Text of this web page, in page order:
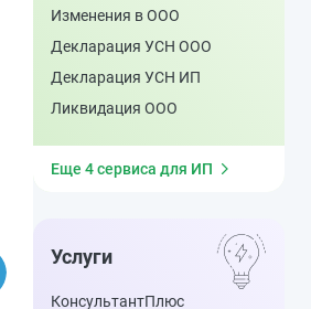
Изменения в ООО
Декларация УСН ООО
Декларация УСН ИП
Ликвидация ООО
Еще 4 сервиса для ИП
Услуги
КонсультантПлюс